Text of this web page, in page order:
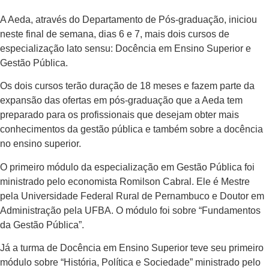
A Aeda, através do Departamento de Pós-graduação, iniciou
neste final de semana, dias 6 e 7, mais dois cursos de
especialização lato sensu: Docência em Ensino Superior e
Gestão Pública.
Os dois cursos terão duração de 18 meses e fazem parte da
expansão das ofertas em pós-graduação que a Aeda tem
preparado para os profissionais que desejam obter mais
conhecimentos da gestão pública e também sobre a docência
no ensino superior.
O primeiro módulo da especialização em Gestão Pública foi
ministrado pelo economista Romilson Cabral. Ele é Mestre
pela Universidade Federal Rural de Pernambuco e Doutor em
Administração pela UFBA. O módulo foi sobre “Fundamentos
da Gestão Pública”.
Já a turma de Docência em Ensino Superior teve seu primeiro
módulo sobre “História, Política e Sociedade” ministrado pelo